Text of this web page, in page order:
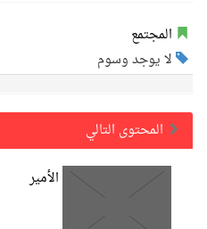
المجتمع
لا يوجد وسوم
المحتوى التالي
الأمير